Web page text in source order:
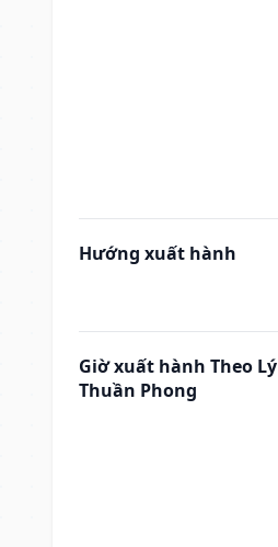
Hướng xuất hành
Giờ xuất hành Theo Lý
Thuần Phong